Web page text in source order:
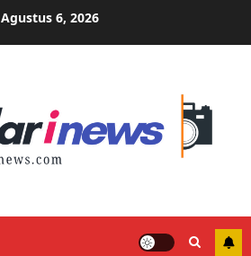
Agustus 6, 2026